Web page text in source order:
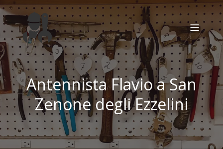
Antennista Flavio a San
Zenone degli Ezzelini